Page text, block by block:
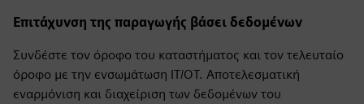
Επιτάχυνση της παραγωγής βάσει δεδομένων
Συνδέστε τον όροφο του καταστήματος και τον τελευταίο
όροφο με την ενσωμάτωση IT/OT. Αποτελεσματική
εναρμόνιση και διαχείριση των δεδομένων του